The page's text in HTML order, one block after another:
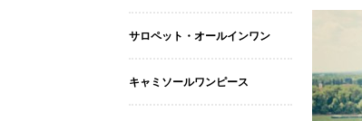
サロペット・オールインワン
キャミソールワンピース